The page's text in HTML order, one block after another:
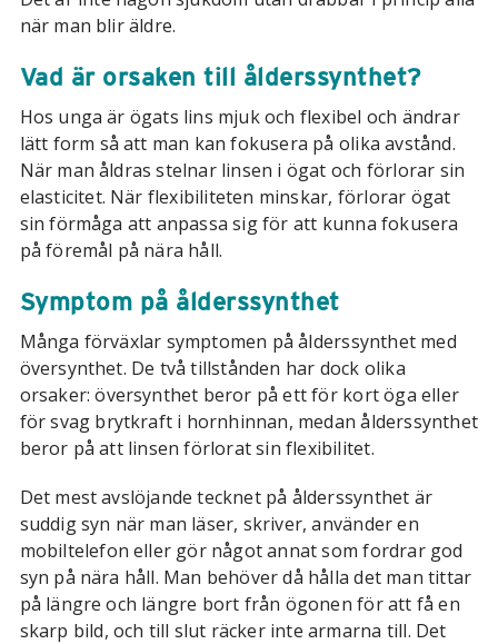
när man blir äldre.
Vad är orsaken till ålderssynthet?
Hos unga är ögats lins mjuk och flexibel och ändrar
lätt form så att man kan fokusera på olika avstånd.
När man åldras stelnar linsen i ögat och förlorar sin
elasticitet. När flexibiliteten minskar, förlorar ögat
sin förmåga att anpassa sig för att kunna fokusera
på föremål på nära håll.
Symptom på ålderssynthet
Många förväxlar symptomen på ålderssynthet med
översynthet. De två tillstånden har dock olika
orsaker: översynthet beror på ett för kort öga eller
för svag brytkraft i hornhinnan, medan ålderssynthet
beror på att linsen förlorat sin flexibilitet.
Det mest avslöjande tecknet på ålderssynthet är
suddig syn när man läser, skriver, använder en
mobiltelefon eller gör något annat som fordrar god
syn på nära håll. Man behöver då hålla det man tittar
på längre och längre bort från ögonen för att få en
skarp bild, och till slut räcker inte armarna till. Det